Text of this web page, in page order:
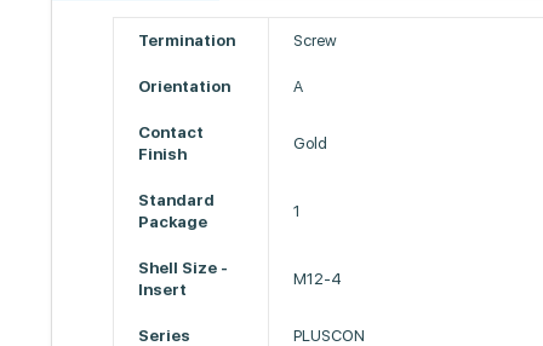
Termination Screw
Orientation A
Contact
Finish
Gold
Standard
Package
1
Shell Size -
Insert
M12-4
Series PLUSCON